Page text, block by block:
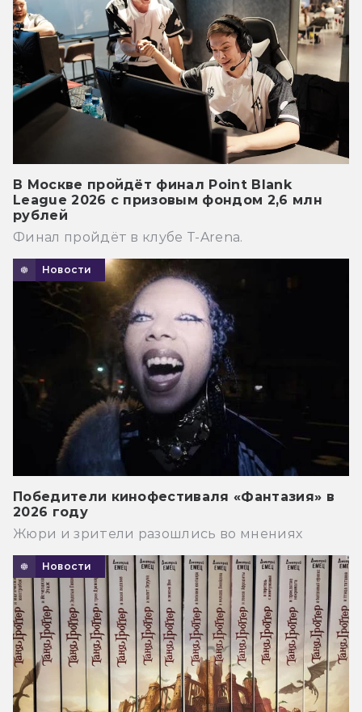
В Москве пройдёт финал Point Blank
League 2026 с призовым фондом 2,6 млн
рублей
Финал пройдёт в клубе T-Arena.
Новости
Победители кинофестиваля «Фантазия» в
2026 году
Жюри и зрители разошлись во мнениях
Новости